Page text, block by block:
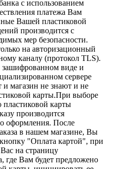
с использованием
платежа Вам
Вашей пластиковой
производится с
мер безопасности.
на авторизационный
каналу (протокол TLS).
зашифрованном виде и
сервере
магазин не знают и не
карты.При выборе
карты
производится
оформления. После
в нашем магазине, Вы
"Оплата картой", при
на страницу
где Вам будет предложено